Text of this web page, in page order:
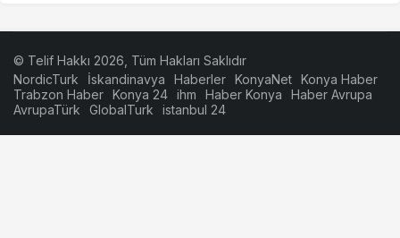
© Telif Hakkı 2026, Tüm Hakları Saklıdır
NordicTurk
İskandinavya Haberler KonyaNet Konya Haber
Trabzon Haber Konya 24 ihm Haber Konya
Haber Avrupa
AvrupaTürk
GlobalTurk istanbul 24